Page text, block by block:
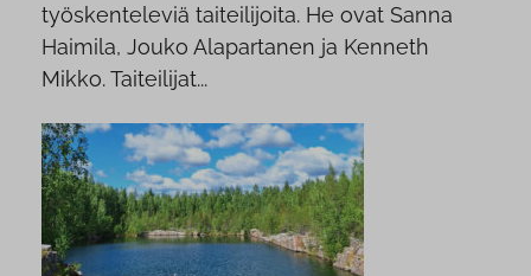
työskenteleviä taiteilijoita. He ovat Sanna
Haimila, Jouko Alapartanen ja Kenneth
Mikko. Taiteilijat...